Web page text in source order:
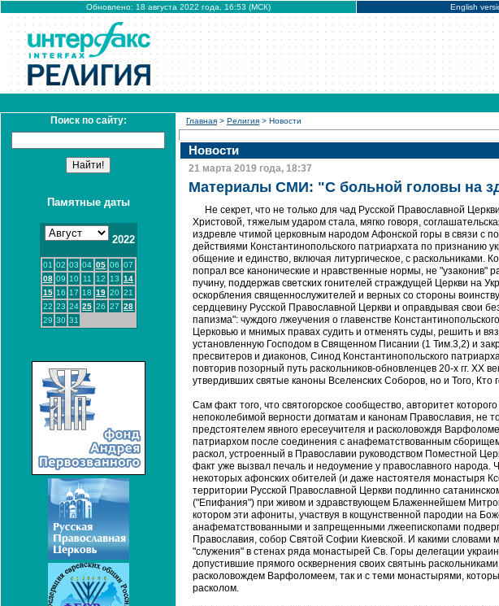
Обновлено: 18 августа 2022 года, 16:53 (МСК) English
Поиск по сайту:
Памятные даты
2022
01 02 03 04 05 06 07
08 09 10 11 12 13 14
15 16 17 18 19 20 21
22 23 24 25 26 27 28
29 30 31
Главная > Религия > Новости
Новости
21 марта 2019 года, 18:37
Материалы СМИ: "С больной головы на
Не секрет, что не только для чад Русской Православной
Христовой, тяжелым ударом стала, мягко говоря,
издревле чтимой церковным народом Афонской горы в связи с
действиями Константинопольского патриархата по признанию
общение и единство, включая литургическое, с раскольниками.
попрал все канонические и нравственные нормы, не "узаконив"
пучину, поддержав светских гонителей страждущей Церкви на
оскорбления священнослужителей и верных со стороны
сердцевину Русской Православной Церкви и оправдывая свои
папизма": чуждого лжеучения о главенстве
Церковью и мнимых правах судить и отменять суды, решить и
установленную Господом в Священном Писании (1 Тим.3,2) и
пресвитеров и диаконов, Синод Константинопольского
повторив позорный путь раскольников-обновленцев 20-х гг. ХХ
утвердивших святые каноны Вселенских Соборов, но и Того, Кто
Сам факт того, что святогорское сообщество, авторитет
непоколебимой верности догматам и канонам Православия, не
предстоятелем явного ересеучителя и расколовождя
патриархом после соединения с анафематствованным
раскол, устроенный в Православии руководством Поместной
факт уже вызвал печаль и недоумение у православного народа.
некоторых афонских обителей (и даже настоятеля монастыря
территории Русской Православной Церкви подлинно
("Епифания") при живом и здравствующем Блаженнейшем
котором эти афониты, участвуя в кощунственной пародии на
анафематствованными и запрещенными лжеепископами
Православия, собор Святой Софии Киевской. И какими
"служения" в стенах ряда монастырей Св. Горы делегации
допустившие прямого осквернения своих святынь
расколовождем Варфоломеем, так и с теми монастырями,
расколом.